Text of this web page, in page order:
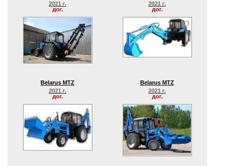
2021 г.
дог.
2021 г.
дог.
Belarus MTZ
2021 г.
дог.
Belarus MTZ
2021 г.
дог.